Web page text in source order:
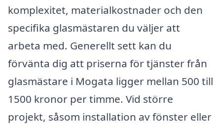
komplexitet, materialkostnader och den
specifika glasmästaren du väljer att
arbeta med. Generellt sett kan du
förvänta dig att priserna för tjänster från
glasmästare i Mogata ligger mellan 500 till
1500 kronor per timme. Vid större
projekt, såsom installation av fönster eller